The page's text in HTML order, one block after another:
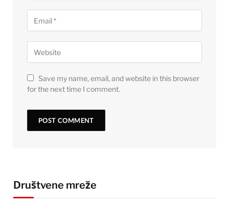
Save my name, email, and website in this browser
for the next time I comment.
Društvene mreže